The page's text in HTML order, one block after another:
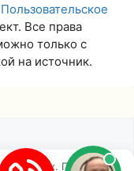
Пользовательское
Все права
только с
на источник.
данных. Продолжая